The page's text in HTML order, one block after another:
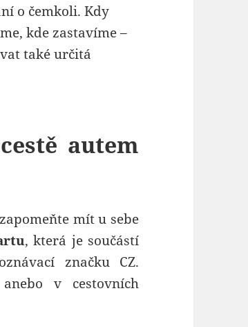
o čemkoli. Kdy
kde zastavíme –
také určitá
autem
mít u sebe
, která je součástí
značku CZ.
v cestovních